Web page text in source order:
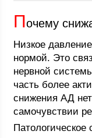
Почему
Низкое
нормой. Это
нервной
часть более
снижения АД
самочувствии